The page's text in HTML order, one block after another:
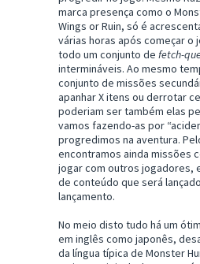
marca presença como o
Wings or Ruin, só é
várias horas após começar o
todo um conjunto de fetch-
intermináveis. Ao mesmo
conjunto de missões
apanhar X itens ou derrotar
poderiam ser também elas
vamos fazendo-as por
progredimos na aventura.
encontramos ainda missões
jogar com outros jogadores,
de conteúdo que será
lançamento.
No meio disto tudo há um
em inglês como japonês,
da língua típica de Monster